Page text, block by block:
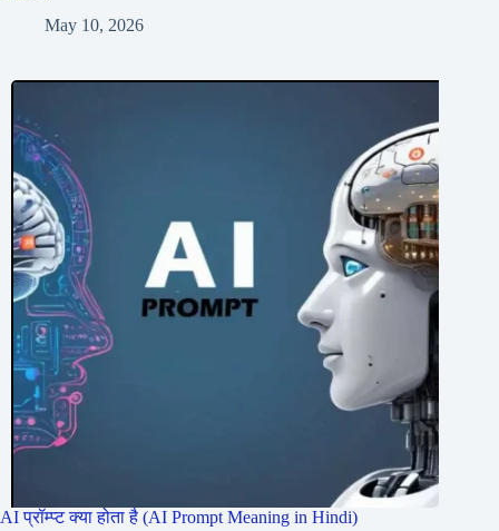
May 10, 2026
AI प्रॉम्प्ट क्या होता है (AI Prompt Meaning in Hindi)